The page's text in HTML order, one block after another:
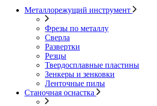
Металлорежущий инструмент
Фрезы по металлу
Сверла
Развертки
Резцы
Твердосплавные пластины
Зенкеры и зенковки
Ленточные пилы
Станочная оснастка